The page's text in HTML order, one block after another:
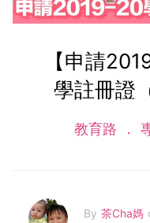
【申請
學註冊證
教育路
By 茶Cha媽